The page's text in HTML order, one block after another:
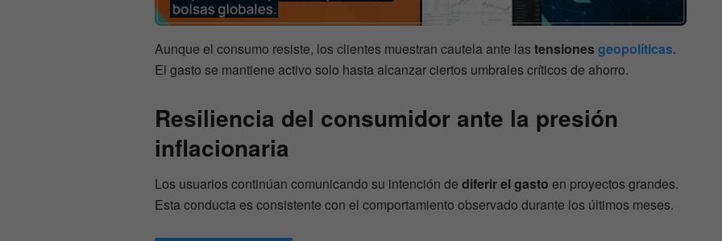
Aunque el consumo resiste, los clientes muestran cautela ante lastensiones geopolíticas.
El gasto se mantiene activo solo hasta alcanzar ciertos umbrales críticos de ahorro.
Resiliencia del consumidor ante la presión
inflacionaria
Los usuarios continúan comunicando su intención de diferir el gasto en proyectos grandes.
Esta conducta es consistente con el comportamiento observado durante los últimos meses.